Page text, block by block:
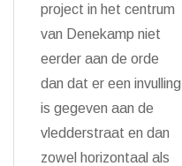
project in het centrum
van Denekamp niet
eerder aan de orde
dan dat er een invulling
is gegeven aan de
vledderstraat en dan
zowel horizontaal als